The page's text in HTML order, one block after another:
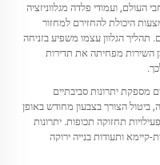
העולם, ועמודי פלדה מגלווניזציה
היכולת להחזירם למחזור
תהליך הגלוון עצמו משפיע בזניחה
השירות מפחיתה את תדירות
מספקת יתרונות סביבתיים
הצורך בצבעון מחודש באופן
תחזוקה תכופות. יתרונות
ותעודות בנייה ירוקה